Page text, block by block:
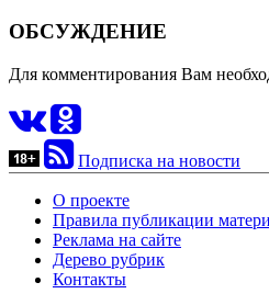
ОБСУЖДЕНИЕ
Для комментирования Вам
Подписка на новости
О проекте
Правила публикации
Реклама на сайте
Дерево рубрик
Контакты